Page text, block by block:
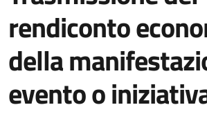
rendiconto
della
evento o